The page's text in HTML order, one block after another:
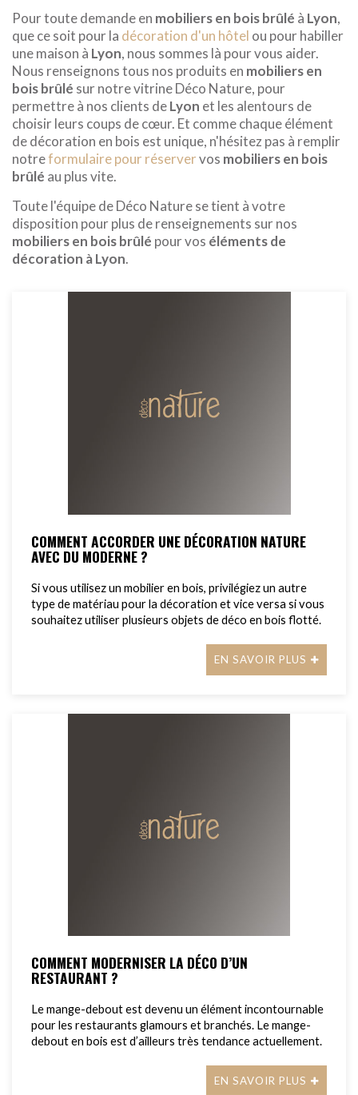
Pour toute demande en mobiliers en bois brûlé à Lyon,
que ce soit pour la décoration d'un hôtel ou pour habiller
une maison à Lyon, nous sommes là pour vous aider.
Nous renseignons tous nos produits en mobiliers en
bois brûlé sur notre vitrine Déco Nature, pour
permettre à nos clients deLyon et les alentours de
choisir leurs coups de cœur. Et comme chaque élément
de décoration en bois est unique, n'hésitez pas à remplir
notreformulaire pour réservervos mobiliers en bois
brûlé au plus vite.
Toute l'équipe de Déco Nature se tient à votre
disposition pour plus de renseignements sur nos
mobiliers en bois brûlé pour vos éléments de
décoration à Lyon.
COMMENT ACCORDER UNE DÉCORATION NATURE
AVEC DU MODERNE ?
Si vous utilisez un mobilier en bois, privilégiez un autre
type de matériau pour la décoration et vice versa si vous
souhaitez utiliser plusieurs objets de déco en bois flotté.
EN SAVOIR PLUS
COMMENT MODERNISER LA DÉCO D’UN
RESTAURANT ?
Le mange-debout est devenu un élément incontournable
pour les restaurants glamours et branchés. Le mange-
debout en bois est d’ailleurs très tendance actuellement.
EN SAVOIR PLUS